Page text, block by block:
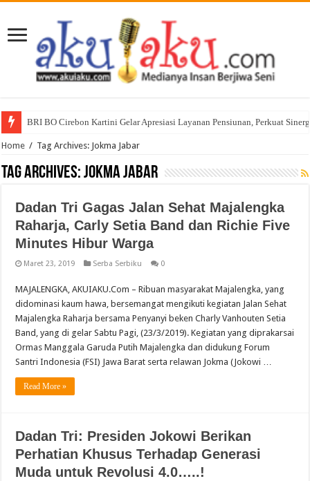
BRI BO Cirebon Kartini Gelar Apresiasi Layanan Pensiunan, Perkuat
Home / Tag Archives: Jokma Jabar
Tag Archives:Jokma Jabar
Dadan Tri Gagas Jalan Sehat Majalengka
Raharja, Carly Setia Band dan Richie Five
Minutes Hibur Warga
Maret 23, 2019 Serba Serbiku 0
MAJALENGKA, AKUIAKU.Com – Ribuan masyarakat Majalengka, yang
didominasi kaum hawa, bersemangat mengikuti kegiatan Jalan Sehat
Majalengka Raharja bersama Penyanyi beken Charly Vanhouten Setia
Band, yang di gelar Sabtu Pagi, (23/3/2019). Kegiatan yang diprakarsai
Ormas Manggala Garuda Putih Majalengka dan didukung Forum
Santri Indonesia (FSI) Jawa Barat serta relawan Jokma (Jokowi …
Read More »
Dadan Tri: Presiden Jokowi Berikan
Perhatian Khusus Terhadap Generasi
Muda untuk Revolusi 4.0…..!